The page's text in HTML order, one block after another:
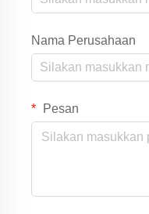
Nama Perusahaan
Pesan